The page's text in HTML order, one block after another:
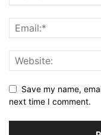
Save my name,
next time I comment.